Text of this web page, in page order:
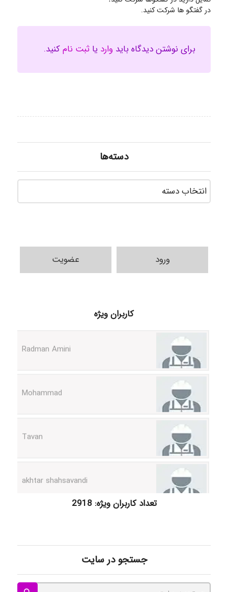
در گفتگو ها شرکت کنید.
برای نوشتن دیدگاه باید وارد یا ثبت نامکنید.
دسته‌ها
ورود عضویت
کاربران ویژه
kimiya zirakpoor
Nazaninkarkon
تعداد کاربران ویژه: 2918
جستجو در سایت